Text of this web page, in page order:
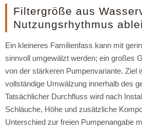
Filtergröße aus
Nutzungsrhythmus
Ein kleineres Familienfass kann mit
sinnvoll umgewälzt werden; ein großes
von der stärkeren Pumpenvariante. Ziel
vollständige Umwälzung innerhalb des
Tatsächlicher Durchfluss wird nach
Schläuche, Höhe und zusätzliche
Unterschied zur freien Pumpenangabe